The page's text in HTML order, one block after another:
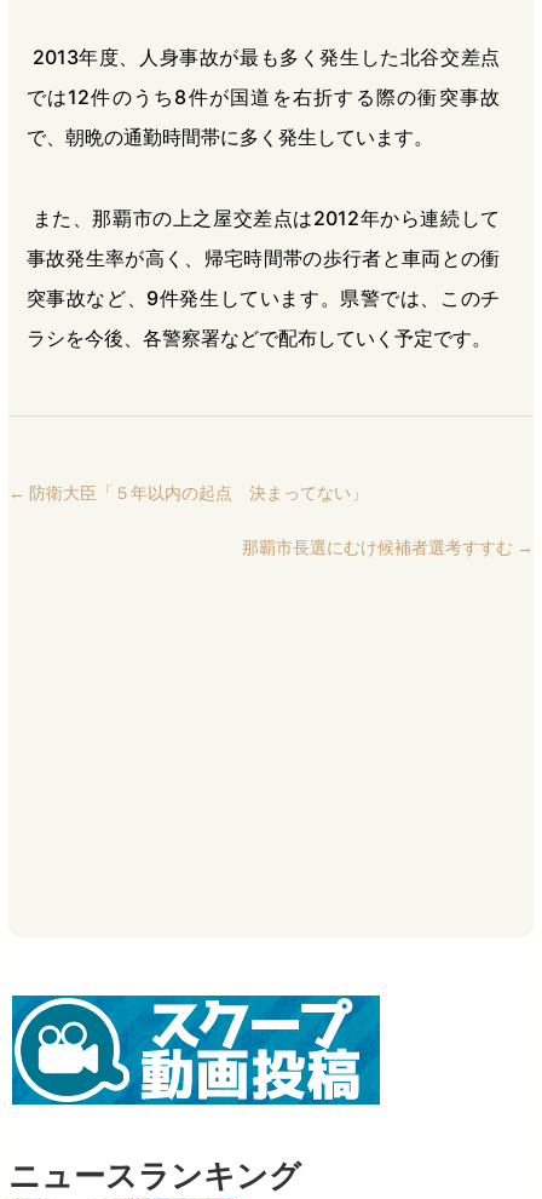
2013年度、人身事故が最も多く発生した北谷交差点
では12件のうち8件が国道を右折する際の衝突事故
で、朝晩の通勤時間帯に多く発生しています。
また、那覇市の上之屋交差点は2012年から連続して
事故発生率が高く、帰宅時間帯の歩行者と車両との衝
突事故など、9件発生しています。県警では、このチ
ラシを今後、各警察署などで配布していく予定です。
← 防衛大臣「５年以内の起点 決まってない」
那覇市長選にむけ候補者選考すすむ →
ニュースランキング